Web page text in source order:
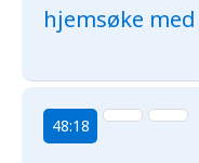
hjemsøke
48:18